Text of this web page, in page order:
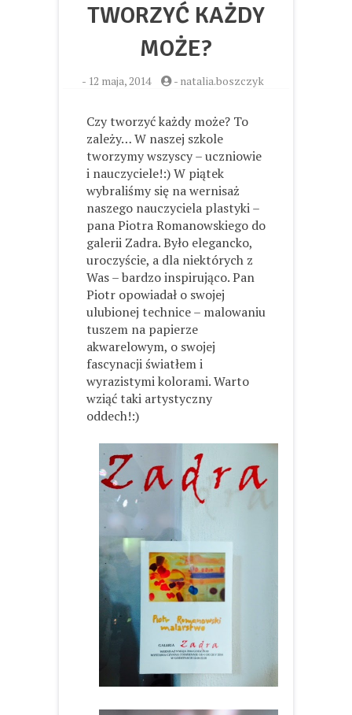
TWORZYĆ KAŻDY
MOŻE?
- 12 maja, 2014 - natalia.boszczyk
Czy tworzyć każdy może? To
zależy… W naszej szkole
tworzymy wszyscy – uczniowie
i nauczyciele!:) W piątek
wybraliśmy się na wernisaż
naszego nauczyciela plastyki –
pana Piotra Romanowskiego do
galerii Zadra. Było elegancko,
uroczyście, a dla niektórych z
Was – bardzo inspirująco. Pan
Piotr opowiadał o swojej
ulubionej technice – malowaniu
tuszem na papierze
akwarelowym, o swojej
fascynacji światłem i
wyrazistymi kolorami. Warto
wziąć taki artystyczny
oddech!:)